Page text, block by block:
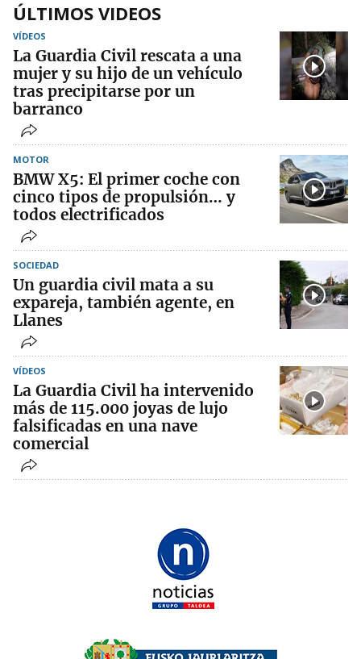
ÚLTIMOS VIDEOS
VÍDEOS
La Guardia Civil rescata a una
mujer y su hijo de un vehículo
tras precipitarse por un
barranco
MOTOR
BMW X5: El primer coche con
cinco tipos de propulsión… y
todos electrificados
SOCIEDAD
Un guardia civil mata a su
expareja, también agente, en
Llanes
VÍDEOS
La Guardia Civil ha intervenido
más de 115.000 joyas de lujo
falsificadas en una nave
comercial